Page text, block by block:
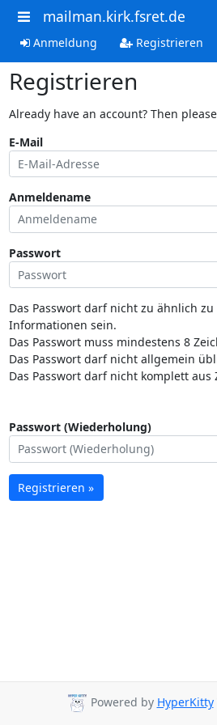
mailman.kirk.fsret.de
Anmeldung Registrieren
Registrieren
Already have an account? Then please
E-Mail
Anmeldename
Passwort
Das Passwort darf nicht zu ähnlich
Informationen sein.
Das Passwort muss mindestens 8
Das Passwort darf nicht allgemein
Das Passwort darf nicht komplett aus
Passwort (Wiederholung)
Registrieren »
Powered by HyperKitty